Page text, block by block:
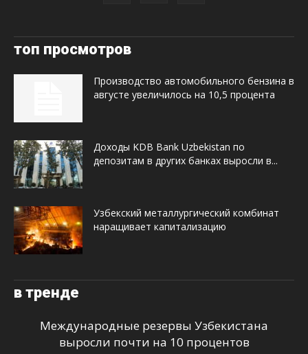
топ просмотров
Производство автомобильного бензина в
августе увеличилось на 10,5 процента
Доходы KDB Bank Uzbekistan по
депозитам в других банках выросли в...
Узбекский металлургический комбинат
наращивает капитализацию
в тренде
Международные резервы Узбекистана
выросли почти на 10 процентов